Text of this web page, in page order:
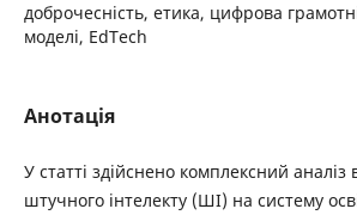
доброчесність, етика, цифрова
моделі, EdTech
Анотація
У статті здійснено комплексний аналіз
штучного інтелекту (ШІ) на систему